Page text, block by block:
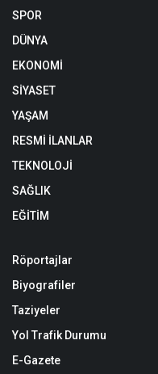
SPOR
DÜNYA
EKONOMİ
SİYASET
YAŞAM
RESMİ İLANLAR
TEKNOLOJİ
SAĞLIK
EĞİTİM
Röportajlar
Biyografiler
Taziyeler
Yol Trafik Durumu
E-Gazete